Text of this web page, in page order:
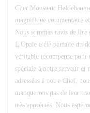
Cher Monsieur
magnifique commentaire
Nous sommes ravis de lire
L'Opale a été parfaite du
véritable récompense
spéciale à notre serveur et
adressées à notre Chef,
manquerons pas de leur
très appréciés. Nous